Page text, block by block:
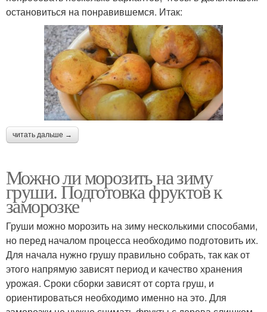
остановиться на понравившемся. Итак:
читать дальше →
Можно ли морозить на зиму
груши. Подготовка фруктов к
заморозке
Груши можно морозить на зиму несколькими способами,
но перед началом процесса необходимо подготовить их.
Для начала нужно грушу правильно собрать, так как от
этого напрямую зависят период и качество хранения
урожая. Сроки сборки зависят от сорта груш, и
ориентироваться необходимо именно на это. Для